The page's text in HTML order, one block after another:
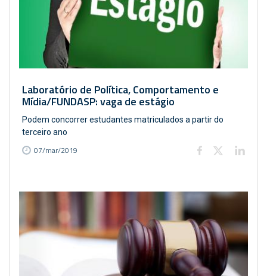
Laboratório de Política, Comportamento e
Mídia/FUNDASP: vaga de estágio
Podem concorrer estudantes matriculados a partir do
terceiro ano
07/mar/2019